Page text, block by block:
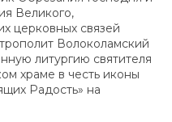
Великого,
церковных связей
Волоколамский
литургию святителя
храме в честь иконы
Радость» на